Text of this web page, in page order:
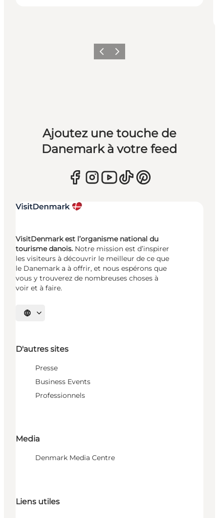
PrécédentSuivant
Ajoutez une touche de
Danemark à votre feed
VisitDenmark est l’organisme national du
tourisme danois. Notre mission est d’inspirer
les visiteurs à découvrir le meilleur de ce que
le Danemark a à offrir, et nous espérons que
vous y trouverez de nombreuses choses à
voir et à faire.
Choisissez la langue
D'autres sites
Presse
Business Events
Professionnels
Media
Denmark Media Centre
Liens utiles